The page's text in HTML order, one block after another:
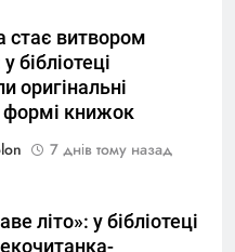
стає витвором
бібліотеці
оригінальні
формі книжок
7 днів тому назад
літо»: у бібліотеці